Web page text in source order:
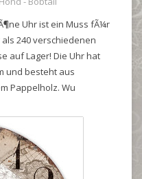
Uhr ist ein Muss fÃ¼r
240 verschiedenen
auf Lager! Die Uhr hat
und besteht aus
Pappelholz. Wu